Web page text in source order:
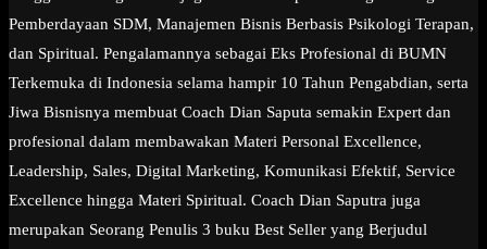
Pemberdayaan SDM, Manajemen Bisnis Berbasis Psikologi Terapan,
dan Spiritual. Pengalamannya sebagai Eks Profesional di BUMN
Terkemuka di Indonesia selama hampir 10 Tahun Pengabdian, serta
Jiwa Bisnisnya membuat Coach Dian Saputa semakin Expert dan
profesional dalam membawakan Materi Personal Excellence,
Leadership, Sales, Digital Marketing, Komunikasi Efektif, Service
Excellence hingga Materi Spiritual. Coach Dian Saputra juga
merupakan Seorang Penulis 3 buku Best Seller yang Berjudul